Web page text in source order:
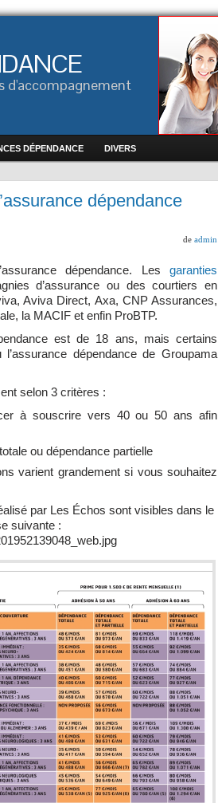
d'accompagnement
DÉPENDANCE DIVERS
dépendance
de admin
dépendance. Les garanties
d’assurance ou des courtiers en
Aviva Direct, Axa, CNP Assurances,
la MACIF et enfin ProBTP.
est de 18 ans, mais certains
dépendance de Groupama
selon 3 critères :
à souscrire vers 40 ou 50 ans afin
ou dépendance partielle
varient grandement si vous souhaitez
par Les Échos sont visibles dans le
suivante :